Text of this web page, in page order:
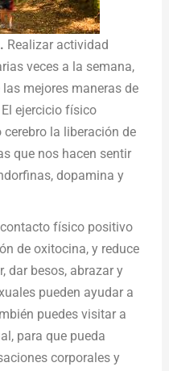
Realizar actividad
veces a la semana,
mejores maneras de
ejercicio físico
la liberación de
que nos hacen sentir
dopamina y
contacto físico positivo
de oxitocina, y reduce
dar besos, abrazar y
pueden ayudar a
puedes visitar a
para que pueda
corporales y